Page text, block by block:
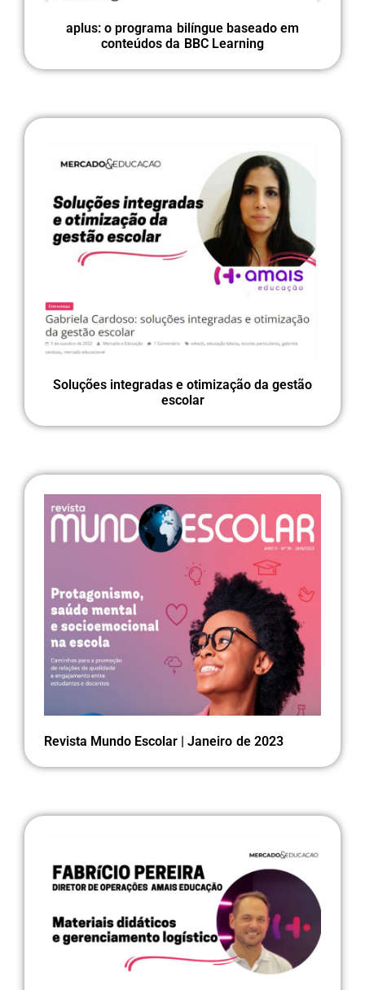
aplus: o programa bilíngue baseado em
conteúdos da BBC Learning
Soluções integradas e otimização da gestão
escolar
Revista Mundo Escolar | Janeiro de 2023